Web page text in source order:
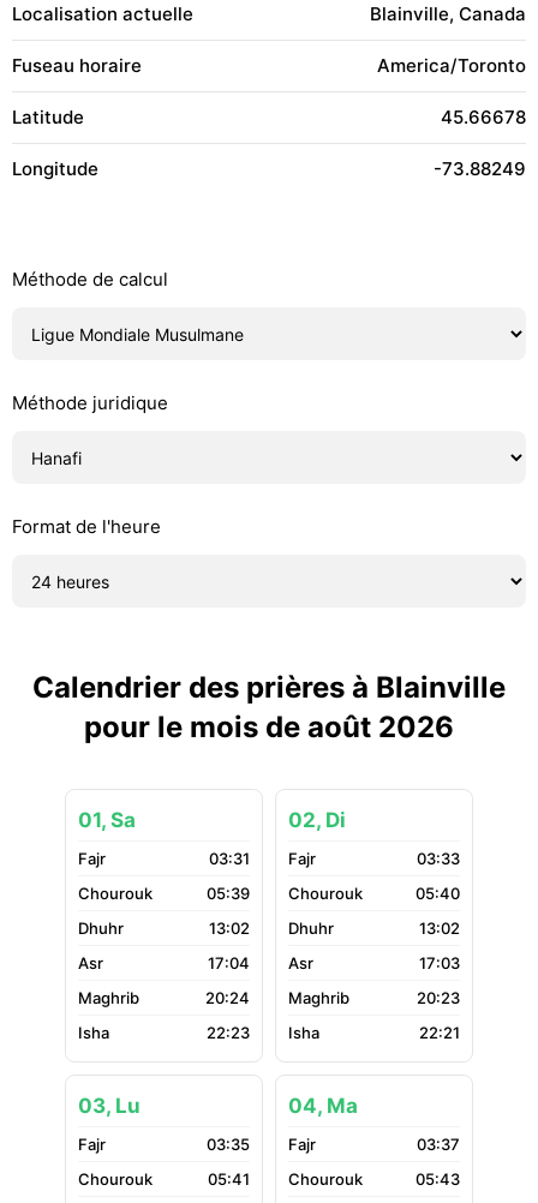
Localisation actuelle Blainville, Canada
Fuseau horaire America/Toronto
Latitude 45.66678
Longitude -73.88249
Méthode de calcul
Méthode juridique
Format de l'heure
Calendrier des prières à Blainville
pour le mois de août 2026
01, Sa
03:31
05:39
13:02
17:04
20:24
22:23
02, Di
03:33
05:40
13:02
17:03
20:23
22:21
03, Lu
03:35
05:41
04, Ma
03:37
05:43